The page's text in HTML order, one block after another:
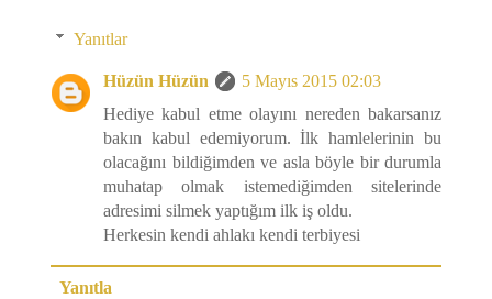
Yanıtlar
Hüzün Hüzün
5 Mayıs 2015 02:03
Hediye kabul etme olayını nereden bakarsanız
bakın kabul edemiyorum. İlk hamlelerinin bu
olacağını bildiğimden ve asla böyle bir durumla
muhatap olmak istemediğimden sitelerinde
adresimi silmek yaptığım ilk iş oldu.
Herkesin kendi ahlakı kendi terbiyesi
Yanıtla